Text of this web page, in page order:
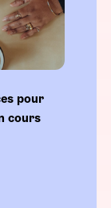
pour
cours